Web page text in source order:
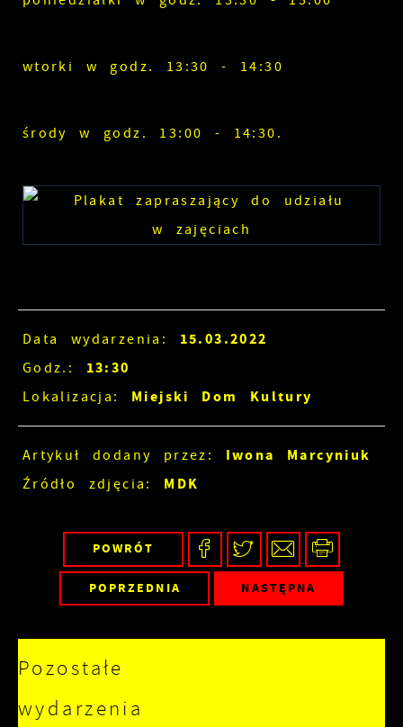
wtorki w godz. 13:30 - 14:30
środy w godz. 13:00 - 14:30.
Data wydarzenia: 15.03.2022
Godz.: 13:30
Lokalizacja: Miejski Dom Kultury
Artykuł dodany przez: Iwona Marcyniuk
Źródło zdjęcia: MDK
POWRÓT
POPRZEDNIA NASTĘPNA
Pozostałe
wydarzenia